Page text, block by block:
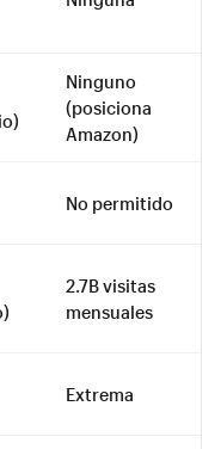
Ninguno
(posiciona
Amazon)
No permitido
2.7B visitas
mensuales
Extrema